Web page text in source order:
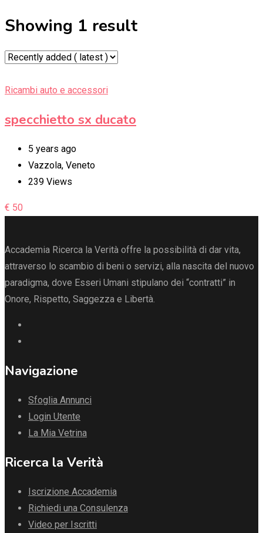
Showing 1 result
Ricambi auto e accessori
specchietto sx ducato
5 years ago
Vazzola, Veneto
239 Views
€ 50
Accademia Ricerca la Verità offre la possibilità di dar vita,
attraverso lo scambio di beni o servizi, alla nascita del nuovo
paradigma, dove Esseri Umani stipulano dei “contratti” in
Onore, Rispetto, Saggezza e Libertà.
Navigazione
Sfoglia Annunci
Login Utente
La Mia Vetrina
Ricerca la Verità
Iscrizione Accademia
Richiedi una Consulenza
Video per Iscritti